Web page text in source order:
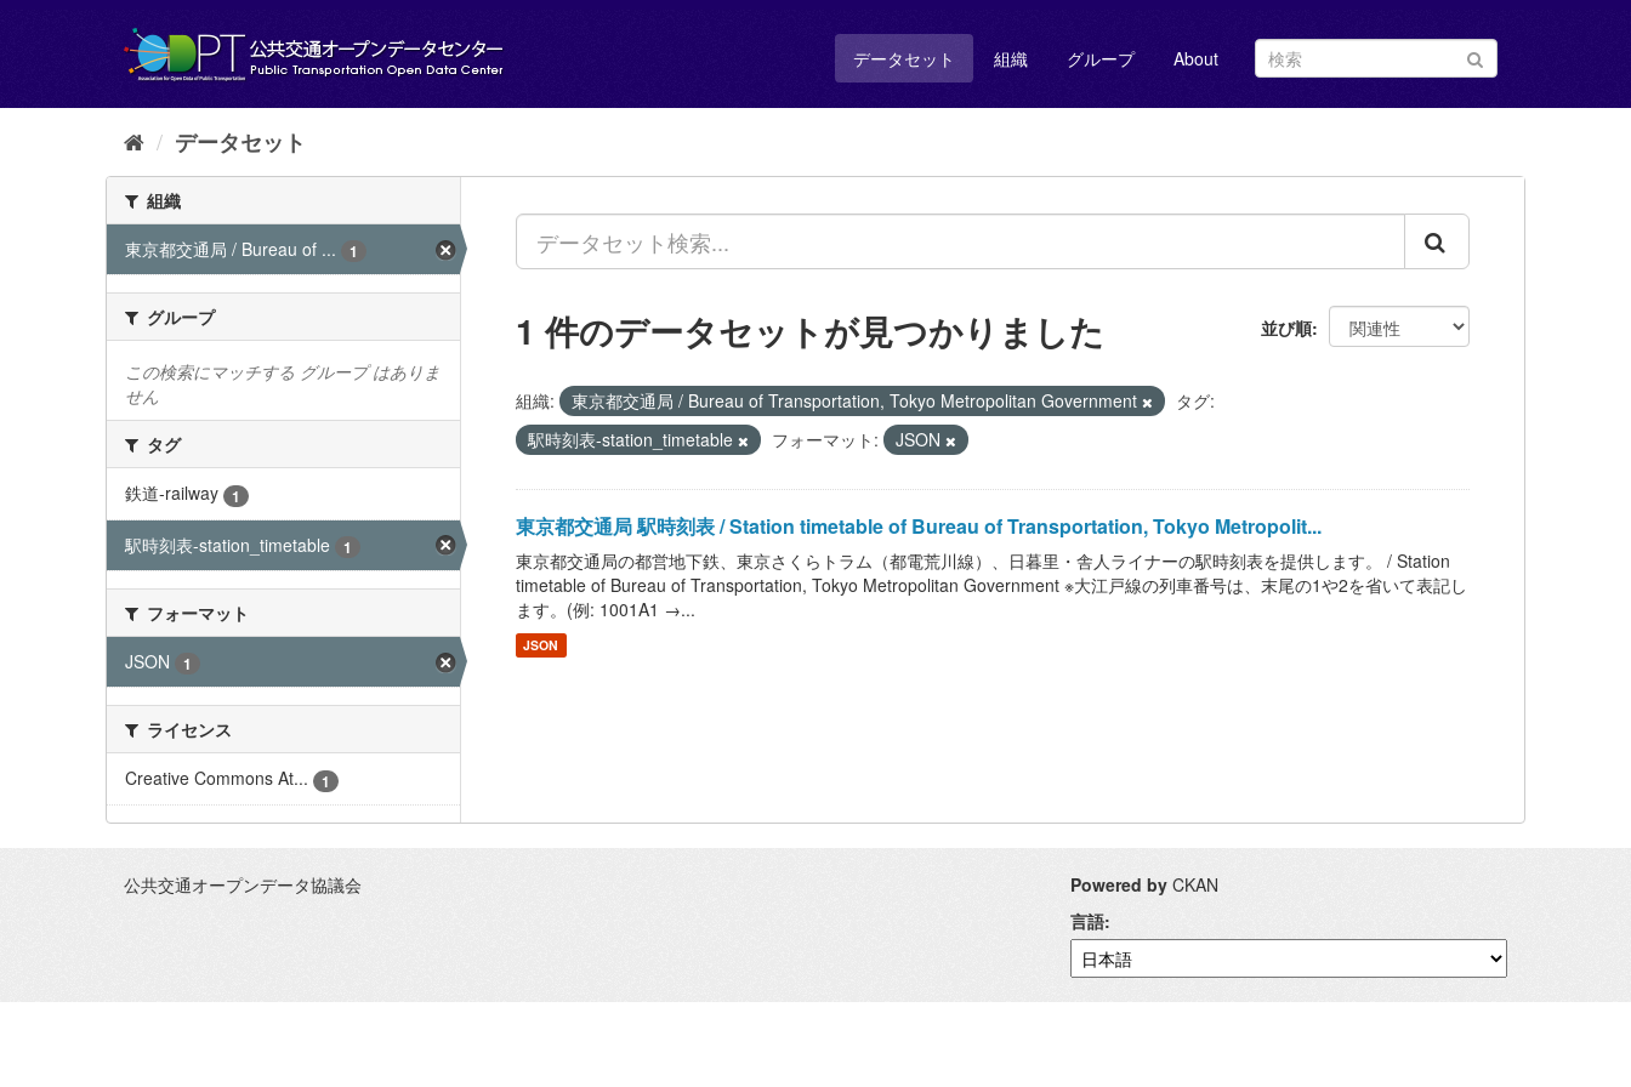
し
データセット 組織 グループ About
データセット
組織
東京都交通局 / Bureau of ...
1
グループ
この検索にマッチする グループ はありま
せん
タグ
鉄道-railway
1
駅時刻表-station_timetable 1
フォーマット
JSON
1
ライセンス
Creative Commons At...
1
並び順
1 件のデータセットが見つかりました
組織: 東京都交通局 / Bureau of Transportation, Tokyo Metropolitan Government
タグ:
駅時刻表-station_timetable
フォーマット: JSON
東京都交通局 駅時刻表 / Station timetable of Bureau of Transportation, Tokyo Metropolit...
東京都交通局の都営地下鉄、東京さくらトラム（都電荒川線）、日暮里・舎人ライナーの駅時刻表を提供します。 / Station
timetable of Bureau of Transportation, Tokyo Metropolitan Government ※大江戸線の列車番号は、末尾の1や2を省いて表記し
ます。(例: 1001A1 →...
JSON
公共交通オープンデータ協議会 Powered by CKAN
言語